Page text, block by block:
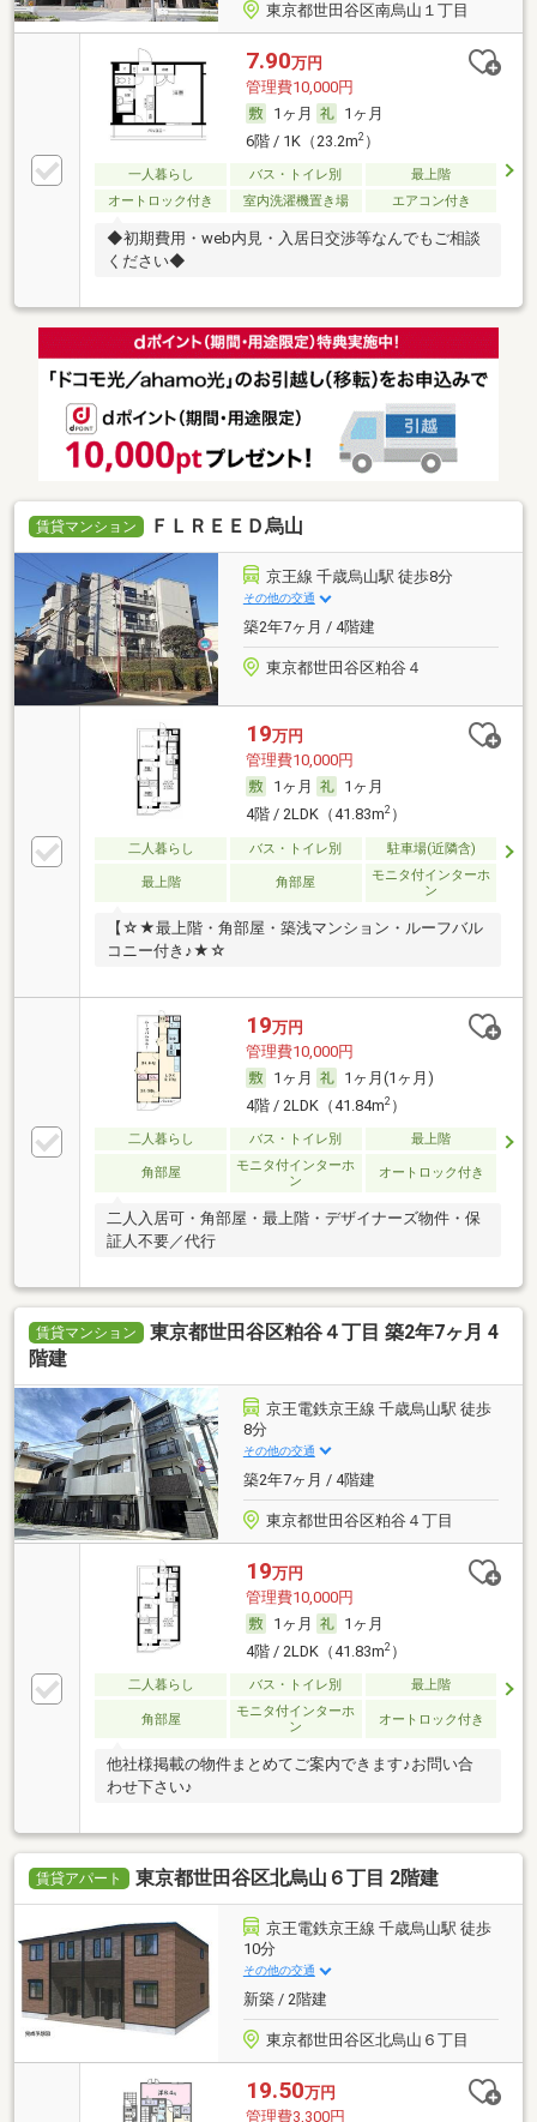
東京都世田谷区南烏山１丁目
7.90万円
管理費10,000円
1ヶ月
1ヶ月
6階 / 1K（23.2m2）
一人暮らし バス・トイレ別
最上階
オートロック付き
室内洗濯機置き場 エアコン付き
◆初期費用・web内見・入居日交渉等なんでもご相談
ください◆
賃貸マンション ＦＬＲＥＥＤ烏山
京王線 千歳烏山駅 徒歩8分
その他の交通
築2年7ヶ月 / 4階建
東京都世田谷区粕谷４
19万円
管理費10,000円
1ヶ月
1ヶ月
4階 / 2LDK（41.83m2）
二人暮らし バス・トイレ別 駐車場(近隣含)
最上階 角部屋
モニタ付インターホ
ン
【☆★最上階・角部屋・築浅マンション・ルーフバル
コニー付き♪★☆
19万円
管理費10,000円
1ヶ月
1ヶ月(1ヶ月)
4階 / 2LDK（41.84m2）
二人暮らし バス・トイレ別 最上階
角部屋
モニタ付インターホ
ン
オートロック付き
二人入居可・角部屋・最上階・デザイナーズ物件・保
証人不要／代行
賃貸マンション
東京都世田谷区粕谷４丁目 築2年7ヶ月 4
階建
京王電鉄京王線 千歳烏山駅 徒歩
8分
その他の交通
築2年7ヶ月 / 4階建
東京都世田谷区粕谷４丁目
19万円
管理費10,000円
1ヶ月
1ヶ月
4階 / 2LDK（41.83m2）
二人暮らし バス・トイレ別 最上階
角部屋
モニタ付インターホ
ン
オートロック付き
他社様掲載の物件まとめてご案内できます♪お問い合
わせ下さい♪
賃貸アパート 東京都世田谷区北烏山６丁目 2階建
京王電鉄京王線 千歳烏山駅 徒歩
10分
その他の交通
新築 / 2階建
東京都世田谷区北烏山６丁目
19.50万円
管理費3,300円